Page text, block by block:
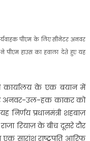
पीएम के लिए सीनेटर अनवर
हाउस का हवाला देते हुए यह
कार्यालय के एक बयान में
अनवर-उल-हक काकर को
निर्णय प्रधानमंत्री शहबाज़
रियाज़ के बीच दूसरे दौर
सारांश राष्ट्रपति आरिफ